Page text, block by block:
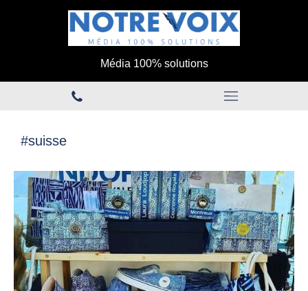
Média 100% solutions
#suisse